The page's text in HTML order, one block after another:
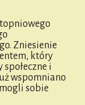
Zniesienie
który
i
wspomniano
sobie